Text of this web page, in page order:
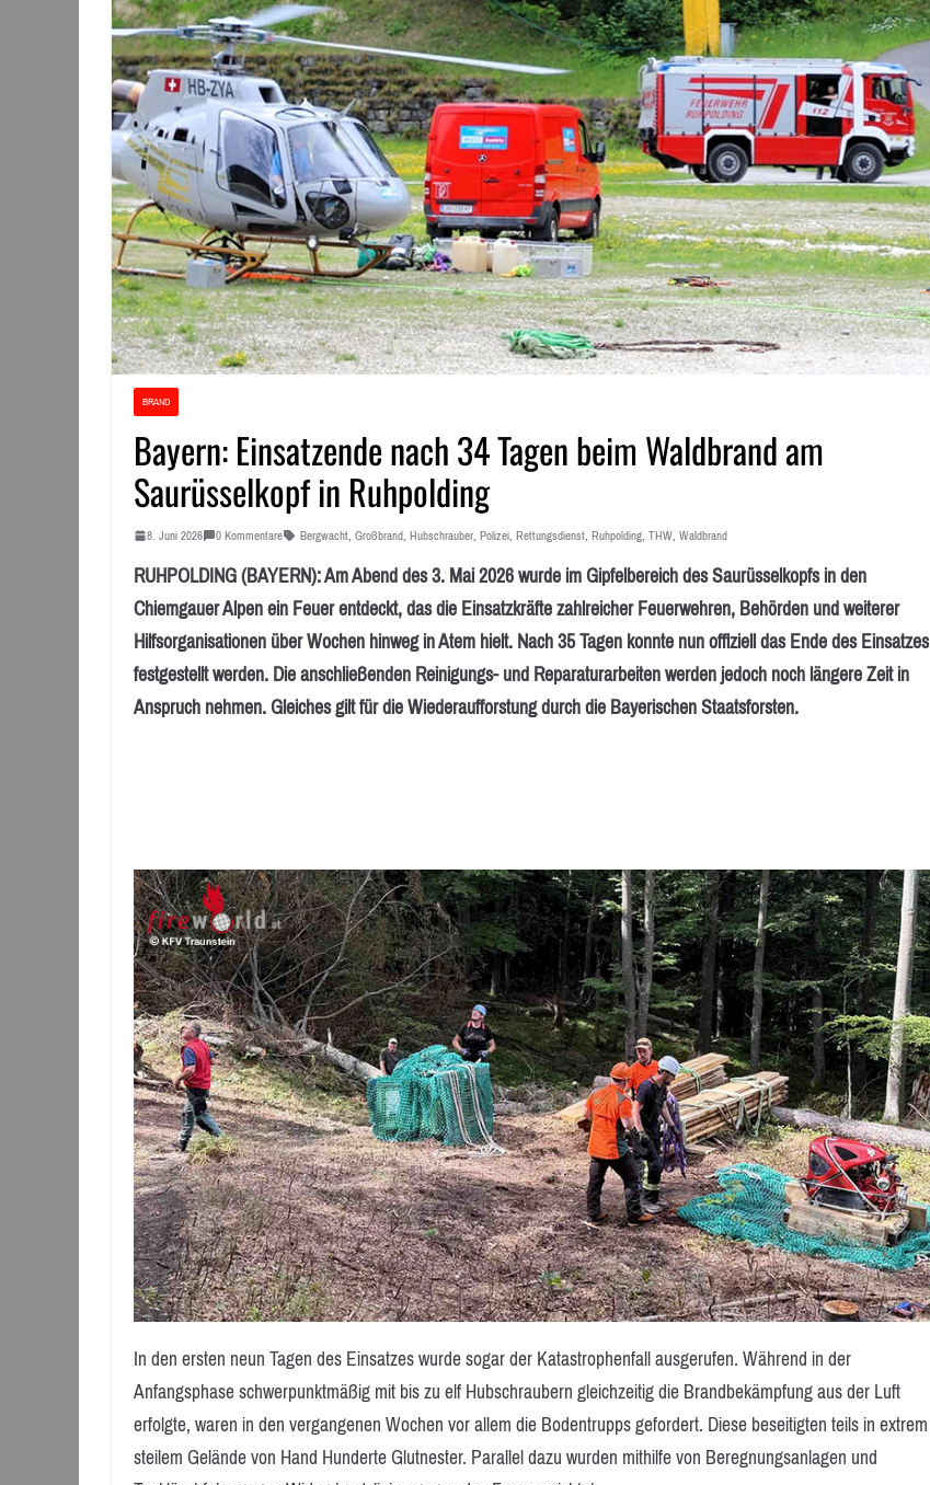
BRAND
Bayern: Einsatzende nach 34 Tagen beim Waldbrand am
Saurüsselkopf in Ruhpolding
8. Juni 2026 0 Kommentare Bergwacht, Großbrand, Hubschrauber, Polizei, Rettungsdienst, Ruhpolding, THW, Waldbrand
RUHPOLDING (BAYERN): Am Abend des 3. Mai 2026 wurde im Gipfelbereich des Saurüsselkopfs in den
Chiemgauer Alpen ein Feuer entdeckt, das die Einsatzkräfte zahlreicher Feuerwehren, Behörden und weiterer
Hilfsorganisationen über Wochen hinweg in Atem hielt. Nach 35 Tagen konnte nun offiziell das Ende des Einsatzes
festgestellt werden. Die anschließenden Reinigungs- und Reparaturarbeiten werden jedoch noch längere Zeit in
Anspruch nehmen. Gleiches gilt für die Wiederaufforstung durch die Bayerischen Staatsforsten.
In den ersten neun Tagen des Einsatzes wurde sogar der Katastrophenfall ausgerufen. Während in der
Anfangsphase schwerpunktmäßig mit bis zu elf Hubschraubern gleichzeitig die Brandbekämpfung aus der Luft
erfolgte, waren in den vergangenen Wochen vor allem die Bodentrupps gefordert. Diese beseitigten teils in extrem
steilem Gelände von Hand Hunderte Glutnester. Parallel dazu wurden mithilfe von Beregnungsanlagen und